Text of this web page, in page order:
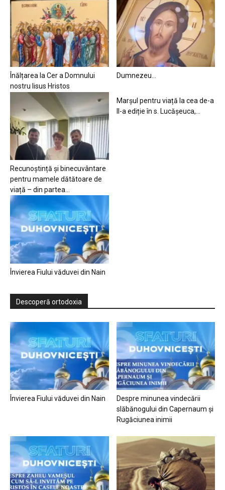
Înălțarea la Cer a Domnului
nostru Iisus Hristos
Dumnezeu…
Recunoștință și binecuvântare
pentru mamele dătătoare de
viață – din partea...
Marșul pentru viață la cea de-a
II-a ediție în s. Lucășeuca,...
Învierea Fiului văduvei din Nain
Descoperă ortodoxia
Învierea Fiului văduvei din Nain
Despre minunea vindecării
slăbănogului din Capernaum și
Rugăciunea inimii